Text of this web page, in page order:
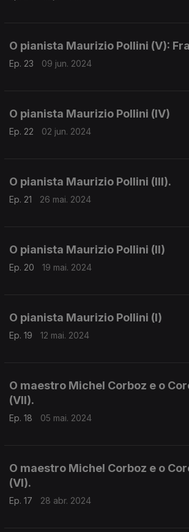
O pianista Maurizio Pollini (V):
Ep. 23 09 jun. 2024
O pianista Maurizio Pollini (IV)
Ep. 22 02 jun. 2024
O pianista Maurizio Pollini (III).
Ep. 21 26 mai. 2024
O pianista Maurizio Pollini (II)
Ep. 20 19 mai. 2024
O pianista Maurizio Pollini (I)
Ep. 19 12 mai. 2024
O maestro Michel Corboz e o
(VII).
Ep. 18 05 mai. 2024
O maestro Michel Corboz e o
(VI).
Ep. 17 28 abr. 2024